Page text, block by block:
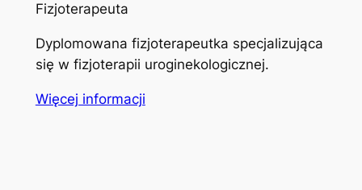
Fizjoterapeuta
Dyplomowana fizjoterapeutka specjalizująca
się w fizjoterapii uroginekologicznej.
Więcej informacji